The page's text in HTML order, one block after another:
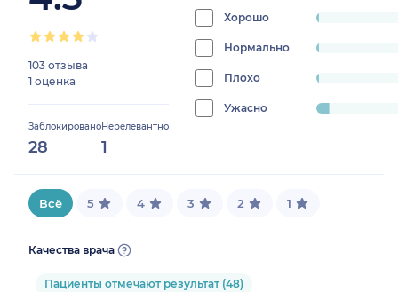
103 отзыва
1 оценка
Заблокировано
28
Нерелевантно
1
Хорошо
0.9615384615384616%
Нормально
0.9615384615384616%
Плохо
progress:
0.9615384615384616%
Ужасно
4.807692307692308%
Всё 5 4 3 2 1
Качества врача
Пациенты отмечают результат (48)